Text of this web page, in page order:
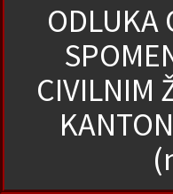
ODLUKA
CIVILNIM